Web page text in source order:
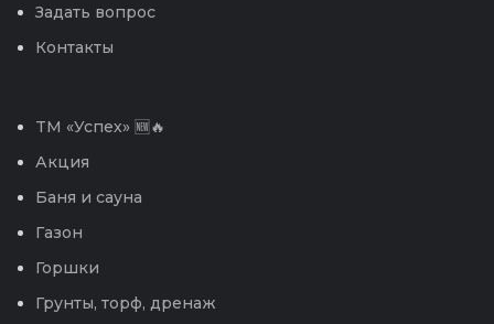
Задать вопрос
Контакты
TM «Успех» 🆕🔥
Акция
Баня и сауна
Газон
Горшки
Грунты, торф, дренаж